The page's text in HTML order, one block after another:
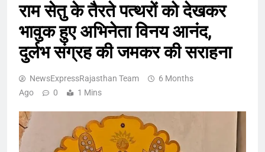
राम सेतु के तैरते पत्थरों को देखकर
भावुक हुए अभिनेता विनय आनंद,
दुर्लभ संग्रह की जमकर की सराहना
NewsExpressRajasthan Team
6 Months
Ago
0 1 Mins